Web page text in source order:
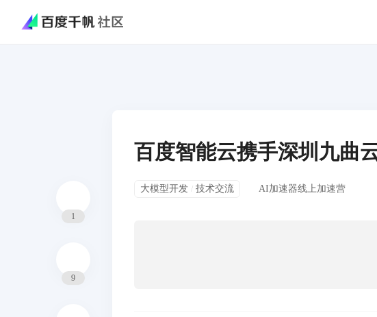
1
9
百度智能云携手深圳九曲
大模型开发 / 技术交流 AI加速器线上加速营